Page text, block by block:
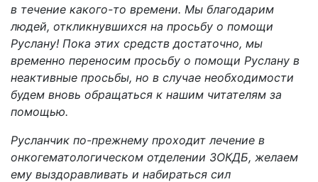
в течение какого-то времени. Мы благодарим
людей, откликнувшихся на просьбу о помощи
Руслану! Пока этих средств достаточно, мы
временно переносим просьбу о помощи Руслану в
неактивные просьбы, но в случае необходимости
будем вновь обращаться к нашим читателям за
помощью.
Русланчик по-прежнему проходит лечение в
онкогематологическом отделении ЗОКДБ, желаем
ему выздоравливать и набираться сил